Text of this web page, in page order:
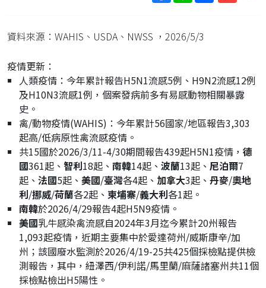
資料來源：WAHIS、USDA、NWSS ，2026/5/3
疫情更新：
人類疫情：今年累計報告H5N1流感5例、H9N2流感12例
及H10N3流感1例，個案發病前多有易感動物相關暴露
史。
禽/動物疫情(WAHIS)：今年累計56國家/地區報告3,303
起高/低病原性禽流感疫情。
共15國於2026/3/11-4/30期間報告439起H5N1疫情， 德
國361起、 智利18起、 南韓14起、 波蘭13起、 尼泊爾7
起、 法國5起、 美國/臺灣各4起、 加拿大3起、 丹麥/奧地
利/挪威/荷蘭各2起、 柬埔寨/義大利各1起。
南韓於2026/4/29報告4起H5N9疫情。
美國乳牛感染禽流感自2024年3月迄今累計20州報告
1,093起疫情，近期主要集中於愛達荷州/威斯康辛/加
州；該國廢水監測於2026/4/19-25共425個採檢點提供檢
測報告，其中，紐澤西/伊利諾/馬里蘭/麻薩諸塞州共11個
採檢點檢出H5陽性。